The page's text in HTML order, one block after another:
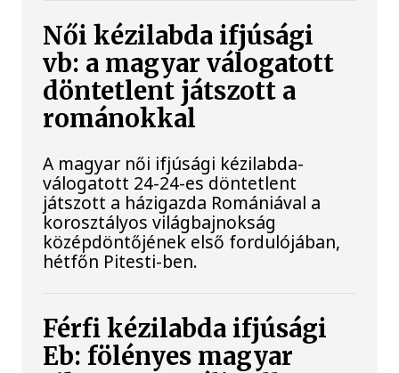
Női kézilabda ifjúsági
vb: a magyar válogatott
döntetlent játszott a
románokkal
A magyar női ifjúsági kézilabda-
válogatott 24-24-es döntetlent
játszott a házigazda Romániával a
korosztályos világbajnokság
középdöntőjének első fordulójában,
hétfőn Pitesti-ben.
Férfi kézilabda ifjúsági
Eb: fölényes magyar